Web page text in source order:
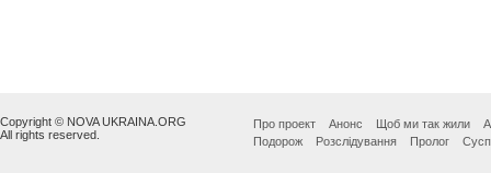
Copyright © NOVA UKRAINA.ORG
All rights reserved.
Про проект Анонс Щоб ми так жили
Подорож
Розслідування Пролог